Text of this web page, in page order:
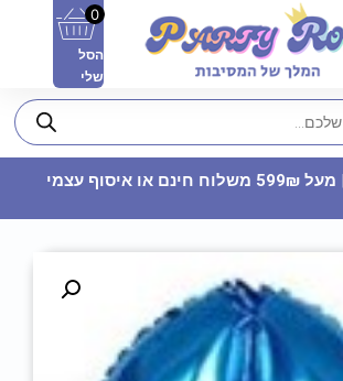
שבלונה מפלסטיק האות M
0
הסל
שלי
מעל 599₪ משלוח חינם או איסוף עצמי